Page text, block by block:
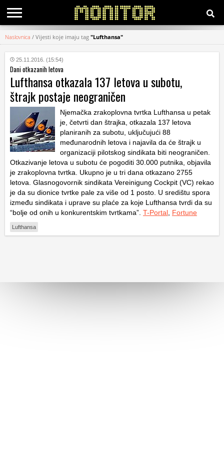
KATEGORIJE
HRVATSKI
WEB
Naslovnica / Vijesti koje imaju tag "Lufthansa"
25.11.2016. (15:54)
Dani otkazanih letova
Lufthansa otkazala 137 letova u subotu,
štrajk postaje neograničen
Njemačka zrakoplovna tvrtka Lufthansa u petak
je, četvrti dan štrajka, otkazala 137 letova
planiranih za subotu, uključujući 88
međunarodnih letova i najavila da će štrajk u
organizaciji pilotskog sindikata biti neograničen.
Otkazivanje letova u subotu će pogoditi 30.000 putnika, objavila
je zrakoplovna tvrtka. Ukupno je u tri dana otkazano 2755
letova. Glasnogovornik sindikata Vereinigung Cockpit (VC) rekao
je da su dionice tvrtke pale za više od 1 posto. U središtu spora
između sindikata i uprave su plaće za koje Lufthansa tvrdi da su
“bolje od onih u konkurentskim tvrtkama”. T-Portal Fortune
Lufthansa